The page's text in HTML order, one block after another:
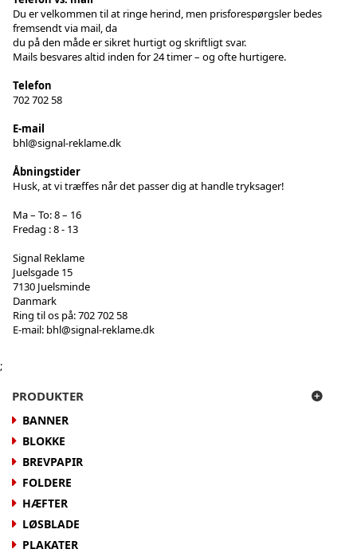
Du er velkommen til at ringe herind, men prisforespørgsler bedes
fremsendt via mail, da
du på den måde er sikret hurtigt og skriftligt svar.
Mails besvares altid inden for 24 timer – og ofte hurtigere.
Telefon
702 702 58
E-mail
bhl@signal-reklame.dk
Åbningstider
Husk, at vi træffes når det passer dig at handle tryksager!
Ma – To: 8 – 16
Fredag : 8 - 13
Signal Reklame
Juelsgade 15
7130 Juelsminde
Danmark
Ring til os på:702 702 58
E-mail: bhl@signal-reklame.dk
;
PRODUKTER
BANNER
BLOKKE
BREVPAPIR
FOLDERE
HÆFTER
LØSBLADE
PLAKATER